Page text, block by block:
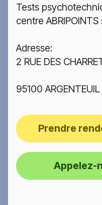
Tests
centre
Adresse:
2 RUE DES
95100 ARGENTEUIL
Prendre
Appelez-